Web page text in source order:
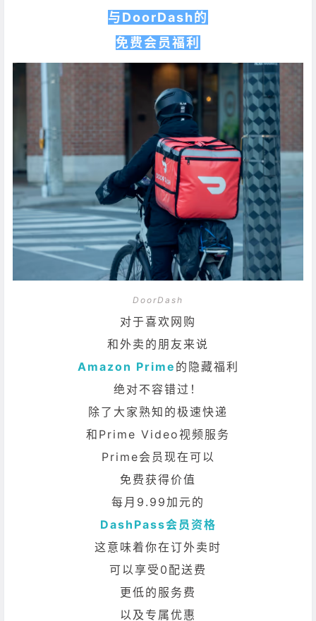
与DoorDash的
免费会员福利
DoorDash
对于喜欢网购
和外卖的朋友来说
Amazon Prime 的隐藏福利
绝对不容错过！
除了大家熟知的极速快递
和Prime Video视频服务
Prime会员现在可以
免费获得价值
每月9.99加元的
DashPass会员资格
这意味着你在订外卖时
可以享受0配送费
更低的服务费
以及专属优惠